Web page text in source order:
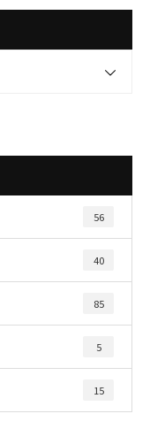
56
40
85
5
15